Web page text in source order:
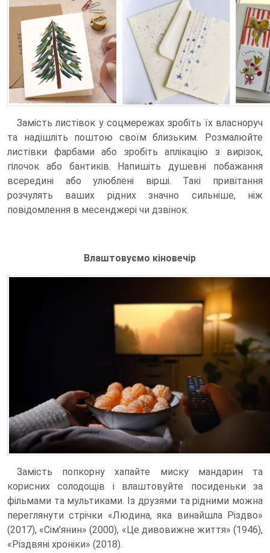
Замість листівок у соцмережах зробіть їх власноруч
та надішліть поштою своїм близьким. Розмалюйте
листівки фарбами або зробіть аплікацію з вирізок,
гілочок або бантиків. Напишіть душевні побажання
всередині або улюблені вірші. Такі привітання
розчулять ваших рідних значно сильніше, ніж
повідомлення в месенджері чи дзвінок.
Влаштовуємо кіновечір
Замість попкорну хапайте миску мандарин та
корисних солодощів і влаштовуйте посиденьки за
фільмами та мультиками. Із друзями та рідними можна
переглянути стрічки «Людина, яка винайшла Різдво»
(2017), «Сім’янин» (2000), «Це дивовижне життя» (1946),
«Різдвяні хроніки» (2018).